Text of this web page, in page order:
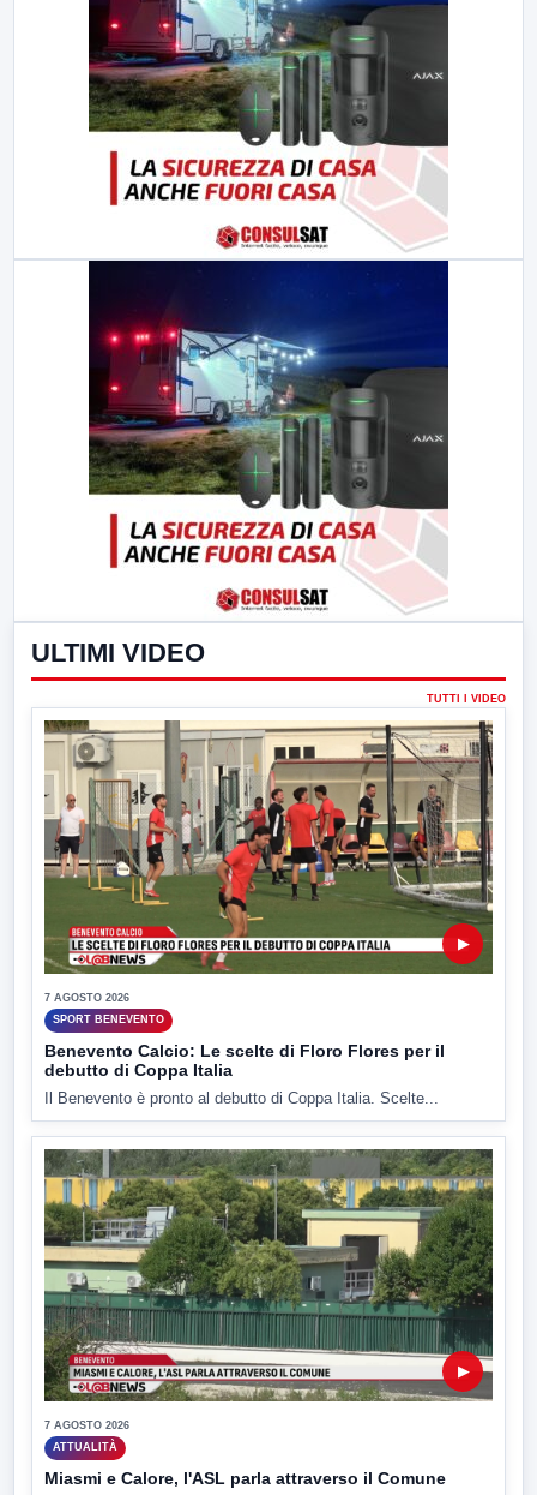
ULTIMI VIDEO
TUTTI I VIDEO
▶
7 AGOSTO 2026
SPORT BENEVENTO
Benevento Calcio: Le scelte di Floro Flores per il
debutto di Coppa Italia
Il Benevento è pronto al debutto di Coppa Italia. Scelte...
▶
7 AGOSTO 2026
ATTUALITÀ
Miasmi e Calore, l'ASL parla attraverso il Comune